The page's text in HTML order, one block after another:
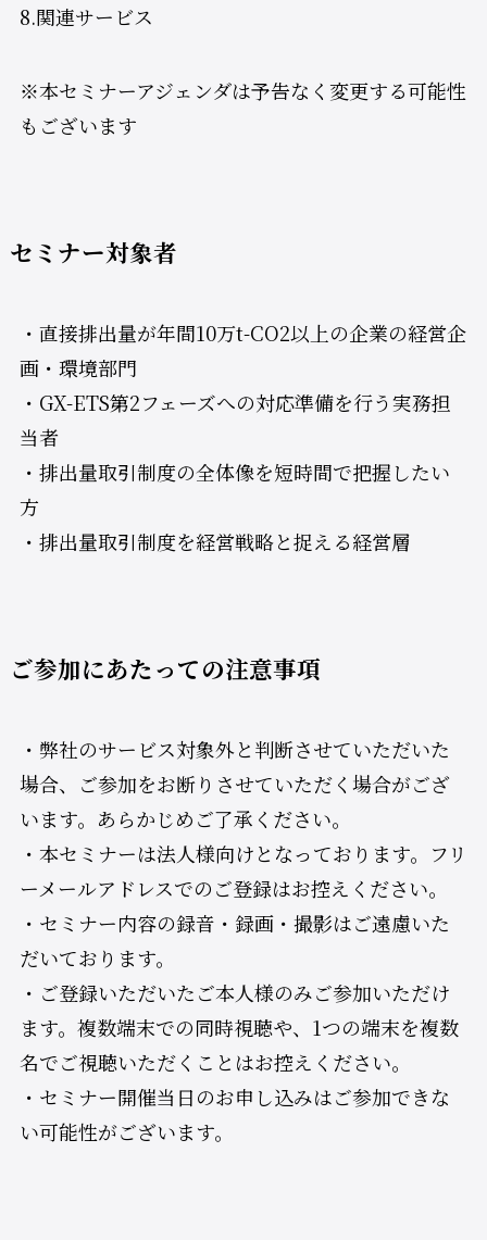
8.関連サービス
※本セミナーアジェンダは予告なく変更する可能性
もございます
セミナー対象者
・直接排出量が年間10万t-CO2以上の企業の経営企
画・環境部門
・GX-ETS第2フェーズへの対応準備を行う実務担
当者
・排出量取引制度の全体像を短時間で把握したい
方
・排出量取引制度を経営戦略と捉える経営層
ご参加にあたっての注意事項
・弊社のサービス対象外と判断させていただいた
場合、ご参加をお断りさせていただく場合がござ
います。あらかじめご了承ください。
・本セミナーは法人様向けとなっております。フリ
ーメールアドレスでのご登録はお控えください。
・セミナー内容の録音・録画・撮影はご遠慮いた
だいております。
・ご登録いただいたご本人様のみご参加いただけ
ます。複数端末での同時視聴や、1つの端末を複数
名でご視聴いただくことはお控えください。
・セミナー開催当日のお申し込みはご参加できな
い可能性がございます。